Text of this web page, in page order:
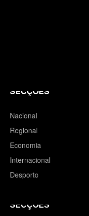
SECÇÕES
Nacional
Regional
Economia
Internacional
Desporto
SECÇÕES